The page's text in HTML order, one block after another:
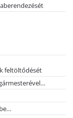
feltöltődését